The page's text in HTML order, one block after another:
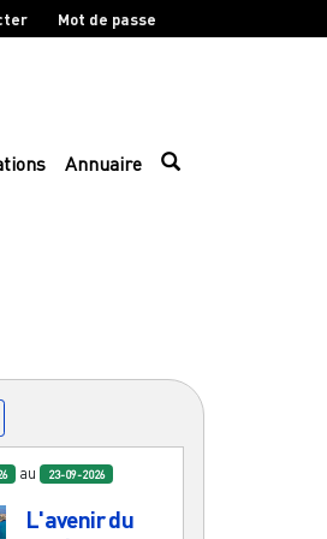
Mot de passe
Annuaire
au 23-09-2026
L'avenir du